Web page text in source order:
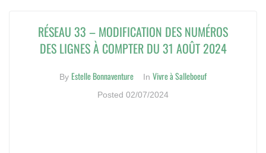
RÉSEAU 33 – MODIFICATION DES NUMÉROS
DES LIGNES À COMPTER DU 31 AOÛT 2024
By Estelle Bonnaventure In Vivre à Salleboeuf
Posted 02/07/2024